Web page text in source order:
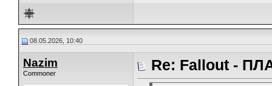
08.05.2026, 10:40
Nazim
Commoner Re: Fallout -